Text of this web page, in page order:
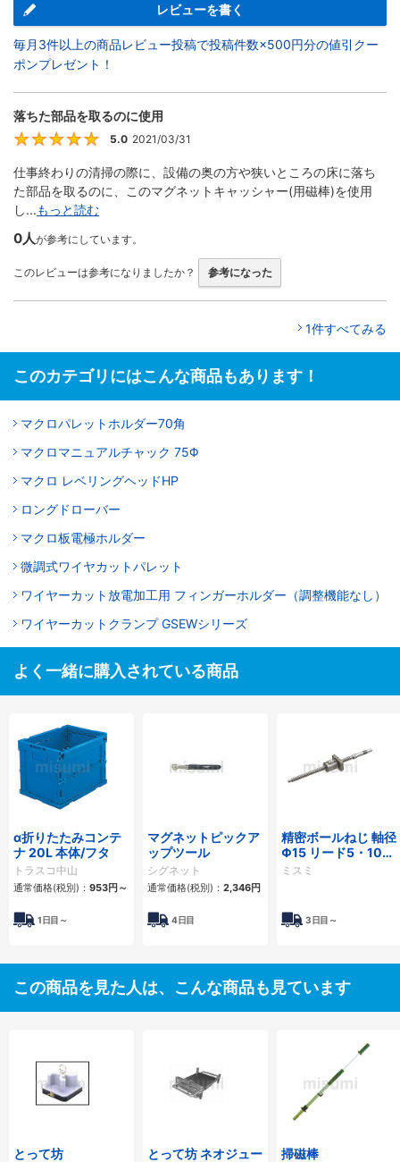
レビューを書く
毎月3件以上の商品レビュー投稿で投稿件数×500円分の値引クー
ポンプレゼント！
落ちた部品を取るのに使用
5
5.0 2021/03/31
仕事終わりの清掃の際に、設備の奥の方や狭いところの床に落ち
た部品を取るのに、このマグネットキャッシャー(用磁棒)を使用
し...もっと読む
0人が参考にしています。
このレビューは参考になりましたか？ 参考になった
1件すべてみる
このカテゴリにはこんな商品もあります！
マクロパレットホルダー70角
マクロマニュアルチャック 75Φ
マクロ レベリングヘッドHP
ロングドローバー
マクロ板電極ホルダー
微調式ワイヤカットパレット
ワイヤーカット放電加工用 フィンガーホルダー（調整機能なし）
ワイヤーカットクランプ GSEWシリーズ
よく一緒に購入されている商品
α折りたたみコンテ
ナ 20L 本体/フタ
トラスコ中山
通常価格(税別)： 953円 ～
1日目～
マグネットピックア
ップツール
シグネット
通常価格(税別)： 2,346円
4日目
精密ボールねじ 軸径
Φ15 リード5・10・
20
ミスミ
3日目～
この商品を見た人は、こんな商品も見ています
とって坊
とって坊 ネオジュー
掃磁棒